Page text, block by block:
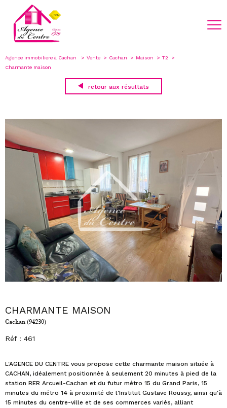
Agence immobiliere à Cachan Vente Cachan Maison
T2
Charmante maison
retour aux résultats
CHARMANTE MAISON
Cachan (94230)
Réf : 461
L'AGENCE DU CENTRE vous propose cette charmante maison située à
CACHAN, idéalement positionnée à seulement 20 minutes à pied de la
station RER Arcueil-Cachan et du futur métro 15 du Grand Paris, 15
minutes du métro 14 à proximité de l'Institut Gustave Roussy, ainsi qu'à
15 minutes du centre-ville et de ses commerces variés, alliant